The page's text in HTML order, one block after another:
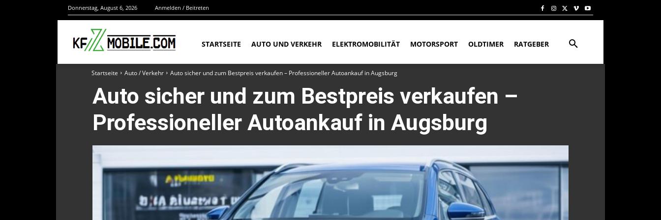
Donnerstag, August 6, 2026 Anmelden / Beitreten
STARTSEITE AUTO UND VERKEHR ELEKTROMOBILITÄT MOTORSPORT OLDTIMER RATGEBER
Startseite Auto / Verkehr Auto sicher und zum Bestpreis verkaufen – Professioneller Autoankauf in Augsburg
Auto sicher und zum Bestpreis verkaufen –
Professioneller Autoankauf in Augsburg